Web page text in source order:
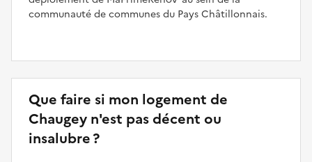
communauté de communes du Pays Châtillonnais.
Que faire si mon logement de
Chaugey n'est pas décent ou
insalubre ?